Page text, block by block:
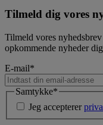
Tilmeld dig vores
Tilmeld vores
opkommende nyheder
E-mail*
Samtykke*
Jeg accepterer